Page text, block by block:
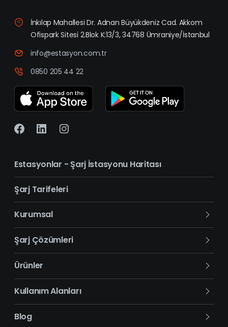
İnkılap Mahallesi Dr. Adnan Büyükdeniz Cad. Akkom
Ofispark Sitesi 2.Blok K:13/3, 34768 Ümraniye/İstanbul
info@estasyon.com.tr
0850 205 44 22
Estasyonlar - Şarj İstasyonu Haritası
Şarj Tarifeleri
Kurumsal
Hakkımızda
Mobil Uygulama
Elektrikli Araba Sözlüğü
Şarj Çözümleri
Bireysel Şarj Çözümleri
Ürünler
DC Şarj İstasyonu
Kullanım Alanları
Benzin İstasyonları
Blog